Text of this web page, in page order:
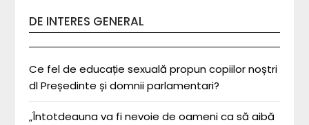
DE INTERES GENERAL
Ce fel de educație sexuală propun copiilor noștri
dl Președinte și domnii parlamentari?
„Întotdeauna va fi nevoie de oameni ca să aibă